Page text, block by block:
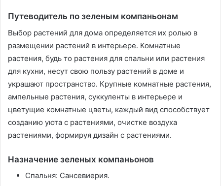
Путеводитель по зеленым компаньонам
Выбор растений для дома определяется их ролью в
размещении растений в интерьере․ Комнатные
растения, будь то растения для спальни или растения
для кухни, несут свою пользу растений в доме и
украшают пространство․ Крупные комнатные растения,
ампельные растения, суккуленты в интерьере и
цветущие комнатные цветы, каждый вид способствует
созданию уюта с растениями, очистке воздуха
растениями, формируя дизайн с растениями․
Назначение зеленых компаньонов
Спальня: Сансевиерия․